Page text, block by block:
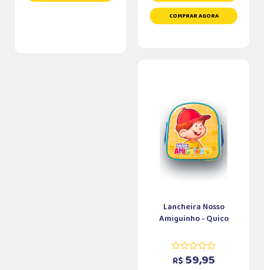
COMPRAR AGORA
Lancheira Nosso
Amiguinho - Quico
R$ 59,95